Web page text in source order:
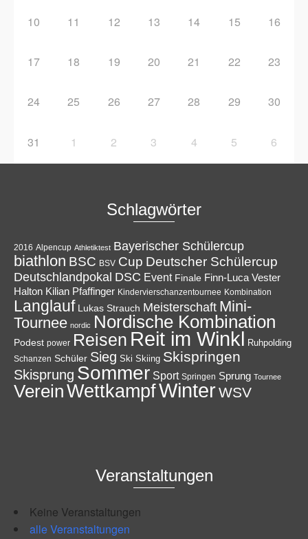
10 11 12 13 14 15 16
17 18 19 20 21 22 23
24 25 26 27 28 29 30
31 1 2 3 4 5 6
Schlagwörter
2016 Alpencup Athletiktest Bayerischer Schülercup
biathlon BSC BSV Cup Deutscher Schülercup
Deutschlandpokal DSC Event Finale Finn-Luca Vester
Halton Kilian Pfaffinger Kindervierschanzentournee Kombination
Langlauf Lukas Strauch Meisterschaft Mini-
Tournee nordic Nordische Kombination
Podest power Reisen Reit im Winkl Ruhpolding
Schanzen Schüler Sieg Ski Skiing Skispringen
Skisprung Sommer Sport Springen Sprung Tournee
VereinWettkampfWinterWSV
Veranstaltungen
Keine Veranstaltungen
alle Veranstaltungen